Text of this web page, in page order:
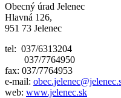
Obecný úrad Jelenec
Hlavná 126,
951 73 Jelenec
tel: 037/6313204
037/7764950
fax: 037/7764953
e-mail:
web: www.jelenec.sk